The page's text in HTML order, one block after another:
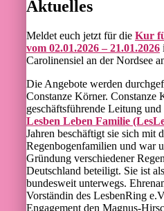
Aktuelles
Meldet euch jetzt für die Kur
vom 02.01.2026 – 21.01.2026
Carolinensiel an der Nordsee
Die Angebote werden
Constanze Körner. Constanze
geschäftsführende Leitung
Lesben Leben Familie
Jahren beschäftigt sie sich mit
Regenbogenfamilien und war
Gründung verschiedener
Deutschland beteiligt. Sie ist
bundesweit unterwegs.
Vorständin des LesbenRing
Engagement den Magnus-